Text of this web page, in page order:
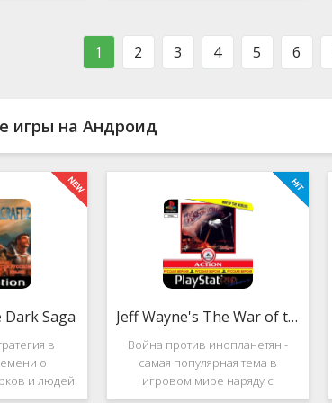
танцевальная музыка,
1 2 3 4 5 6
игры на Андроид
Saga
в
о
и людей.
Saga
Jeff Wayne's The War of the Worlds
Война против инопланетян -
самая популярная тема в
игровом мире наряду с
войнами против террористов и